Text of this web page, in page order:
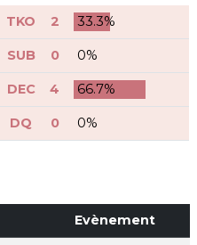
TKO 2 33.3%
SUB 0 0%
DEC 4 66.7%
DQ 0 0%
Evènement